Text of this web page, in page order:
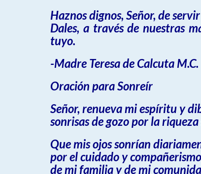
Haznos dignos, Señor, de
Dales, a través de nuestras
tuyo.
-Madre Teresa de Calcuta M.C.
Oración para Sonreír
Señor, renueva mi espíritu y
sonrisas de gozo por la
Que mis ojos sonrían
por el cuidado y compañerismo
de mi familia y de mi